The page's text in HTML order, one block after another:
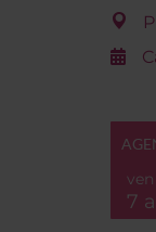
ven
7